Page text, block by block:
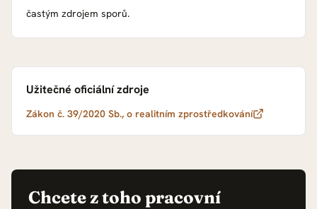
častým zdrojem sporů.
Užitečné oficiální zdroje
Zákon č. 39/2020 Sb., o realitním zprostředkování
Chcete z toho pracovní